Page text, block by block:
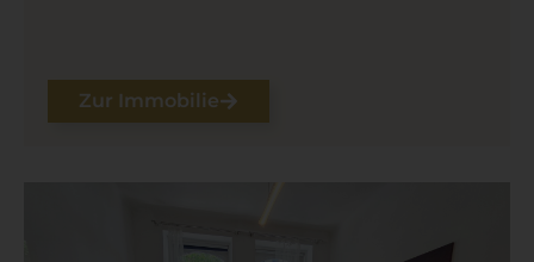
Zur Immobilie